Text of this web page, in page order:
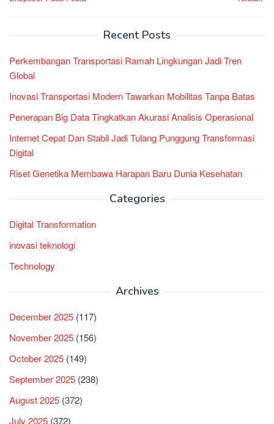
Recent Posts
Perkembangan Transportasi Ramah Lingkungan Jadi Tren
Global
Inovasi Transportasi Modern Tawarkan Mobilitas Tanpa Batas
Penerapan Big Data Tingkatkan Akurasi Analisis Operasional
Internet Cepat Dan Stabil Jadi Tulang Punggung Transformasi
Digital
Riset Genetika Membawa Harapan Baru Dunia Kesehatan
Categories
Digital Transformation
inovasi teknologi
Technology
Archives
December 2025 (117)
November 2025 (156)
October 2025 (149)
September 2025 (238)
August 2025 (372)
July 2025 (372)